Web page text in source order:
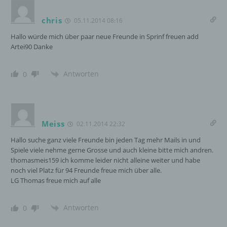
chris 05.11.2014 08:16
Hallo würde mich über paar neue Freunde in Sprinf freuen add
Artei90 Danke
0 Antworten
Meiss 02.11.2014 22:32
Hallo suche ganz viele Freunde bin jeden Tag mehr Mails in und
Spiele viele nehme gerne Grosse und auch kleine bitte mich andren.
thomasmeis159 ich komme leider nicht alleine weiter und habe
noch viel Platz für 94 Freunde freue mich über alle.
LG Thomas freue mich auf alle
0 Antworten
die Verarbeitung Verantwortlichen erforderlich.
grundsätzlich nicht, sofern keine gesetzliche
Pflicht zur Weitergabe besteht oder die Weitergabe
Die Registrierung der betroffenen Person unter
Leistungen anzubieten, die aufgrund der Natur der
werden können. Registrierten Personen steht die
Möglichkeit frei, die bei der Registrierung
angegebenen personenbezogenen Daten
jederzeit abzuändern oder vollständig aus dem
Datenbestand des für die Verarbeitung
Der für die Verarbeitung Verantwortliche erteilt